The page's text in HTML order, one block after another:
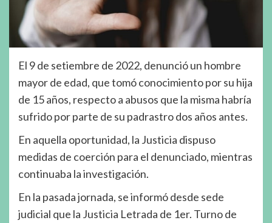
El 9 de setiembre de 2022, denunció un hombre
mayor de edad, que tomó conocimiento por su hija
de 15 años, respecto a abusos que la misma habría
sufrido por parte de su padrastro dos años antes.
En aquella oportunidad, la Justicia dispuso
medidas de coerción para el denunciado, mientras
continuaba la investigación.
En la pasada jornada, se informó desde sede
judicial que la Justicia Letrada de 1er. Turno de